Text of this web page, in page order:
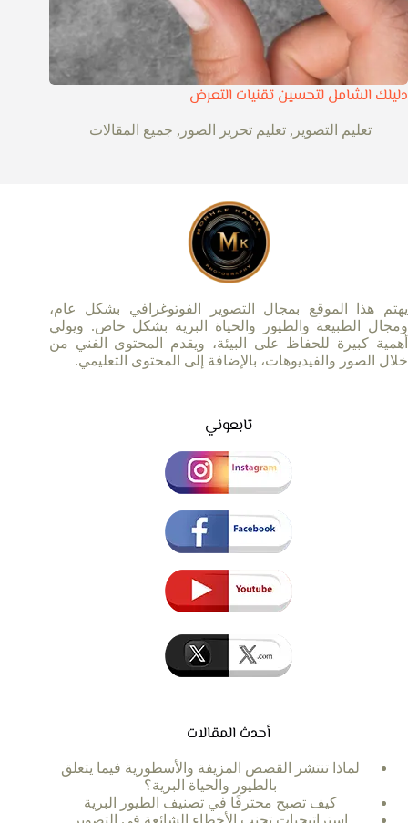
دليلك الشامل لتحسين تقنيات التعرض
تعليم التصوير , تعليم تحرير الصور , جميع المقالات
يهتم هذا الموقع بمجال التصوير الفوتوغرافي بشكل عام،
ومجال الطبيعة والطيور والحياة البرية بشكل خاص. ويولي
أهمية كبيرة للحفاظ على البيئة، ويقدم المحتوى الفني من
خلال الصور والفيديوهات، بالإضافة إلى المحتوى التعليمي.
تابعوني
أحدث المقالات
لماذا تنتشر القصص المزيفة والأسطورية فيما يتعلق
بالطيور والحياة البرية؟
كيف تصبح محترفًا في تصنيف الطيور البرية
استراتيجيات تجنب الأخطاء الشائعة في التصوير